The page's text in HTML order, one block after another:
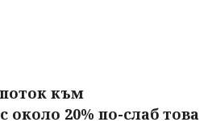
към
около 20% по-слаб това